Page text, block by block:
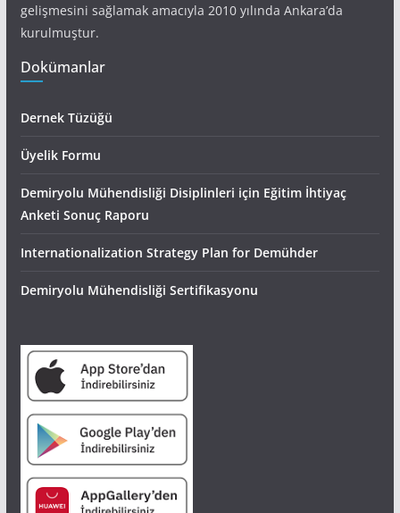
gelişmesini sağlamak amacıyla 2010 yılında Ankara’da
kurulmuştur.
Dokümanlar
Dernek Tüzüğü
Üyelik Formu
Demiryolu Mühendisliği Disiplinleri için Eğitim İhtiyaç
Anketi Sonuç Raporu
Internationalization Strategy Plan for Demühder
Demiryolu Mühendisliği Sertifikasyonu